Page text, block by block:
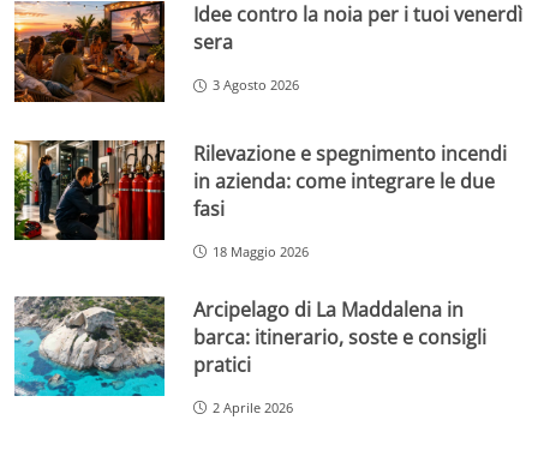
Idee contro la noia per i tuoi venerdì
sera
3 Agosto 2026
Rilevazione e spegnimento incendi
in azienda: come integrare le due
fasi
18 Maggio 2026
Arcipelago di La Maddalena in
barca: itinerario, soste e consigli
pratici
2 Aprile 2026